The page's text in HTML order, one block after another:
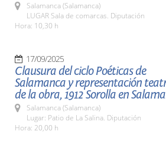
Salamanca (Salamanca)
LUGAR Sala de comarcas. Diputación
Hora: 10,30 h
17/09/2025
Clausura del ciclo Poéticas de
Salamanca y representación
de la obra, 1912 Sorolla en
Salamanca (Salamanca)
Lugar: Patio de La Salina. Diputación
Hora: 20,00 h